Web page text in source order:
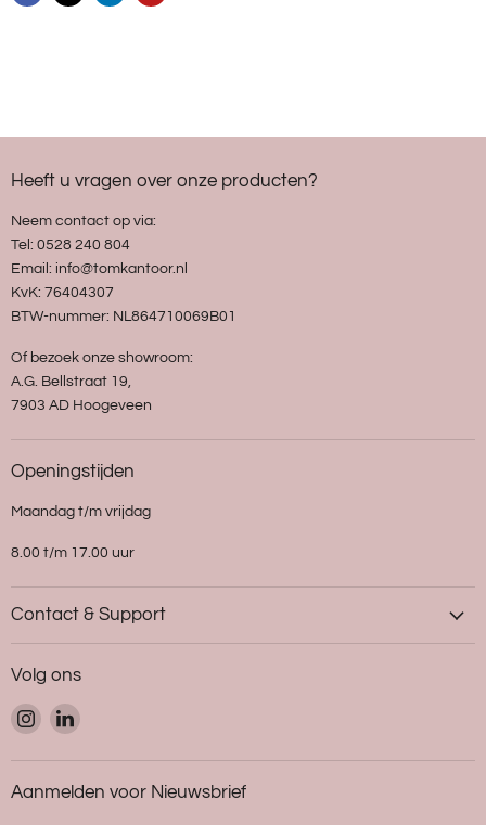
Heeft u vragen over onze producten?
Neem contact op via:
Tel: 0528 240 804
Email: info@tomkantoor.nl
KvK: 76404307
BTW-nummer: NL864710069B01
Of bezoek onze showroom:
A.G. Bellstraat 19,
7903 AD Hoogeveen
Openingstijden
Maandag t/m vrijdag
8.00 t/m 17.00 uur
Contact & Support
Volg ons
Vind
ons
op
Instagram
Vind
op
LinkedIn
Aanmelden voor Nieuwsbrief